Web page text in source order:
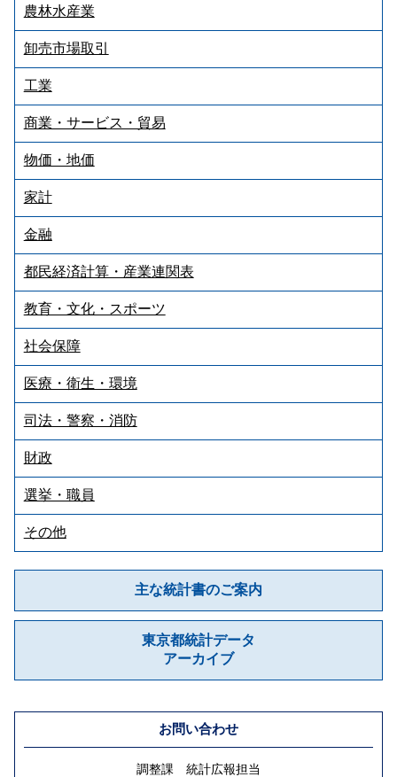
農林水産業
卸売市場取引
工業
商業・サービス・貿易
物価・地価
家計
金融
都民経済計算・産業連関表
教育・文化・スポーツ
社会保障
医療・衛生・環境
司法・警察・消防
財政
選挙・職員
その他
主な統計書のご案内
東京都統計データ
アーカイブ
お問い合わせ
調整課 統計広報担当